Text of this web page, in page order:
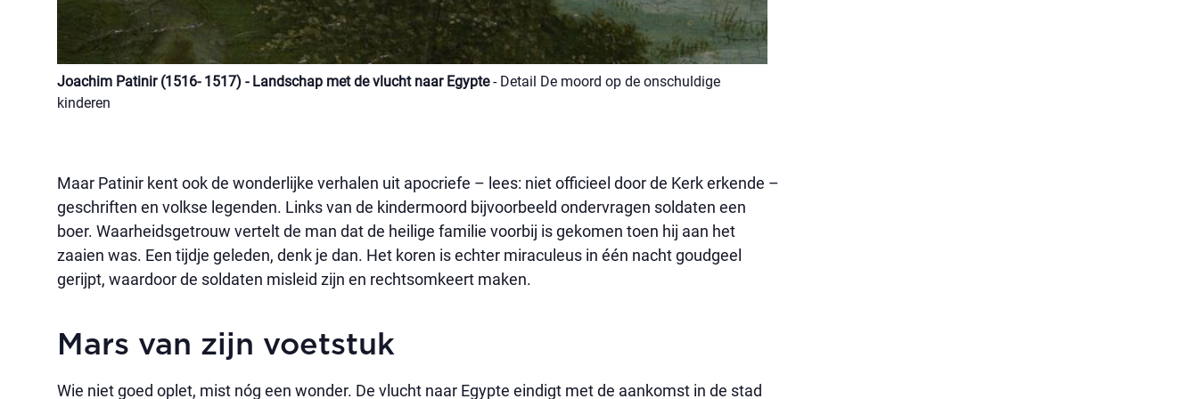
Joachim Patinir (1516- 1517) - Landschap met de vlucht naar Egypte- Detail De moord op de onschuldige
kinderen
Maar Patinir kent ook de wonderlijke verhalen uit apocriefe – lees: niet officieel door de Kerk erkende –
geschriften en volkse legenden. Links van de kindermoord bijvoorbeeld ondervragen soldaten een
boer. Waarheidsgetrouw vertelt de man dat de heilige familie voorbij is gekomen toen hij aan het
zaaien was. Een tijdje geleden, denk je dan. Het koren is echter miraculeus in één nacht goudgeel
gerijpt, waardoor de soldaten misleid zijn en rechtsomkeert maken.
Mars van zijn voetstuk
Wie niet goed oplet, mist nóg een wonder. De vlucht naar Egypte eindigt met de aankomst in de stad